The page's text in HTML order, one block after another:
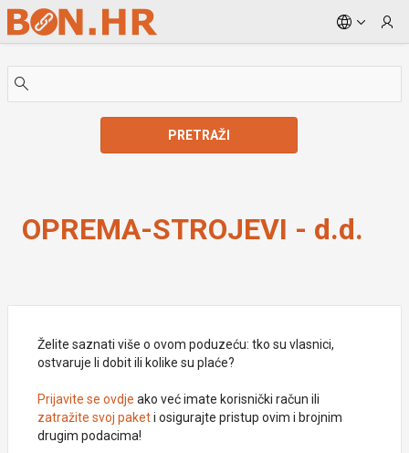
Skip to Main Content
PRETRAŽI
OPREMA-STROJEVI - d.d.
Želite saznati više o ovom poduzeću: tko su vlasnici,
ostvaruje li dobit ili kolike su plaće?
Prijavite se ovdje ako već imate korisnički račun ili
zatražite svoj paketi osigurajte pristup ovim i brojnim
drugim podacima!